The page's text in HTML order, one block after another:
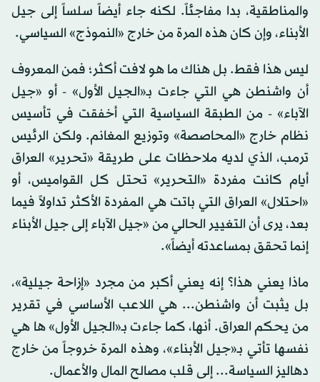
والمناطقية، بدا مفاجئاً. لكنه جاء أيضاً سلساً إلى جيل
الأبناء، وإن كان هذه المرة من خارج «النموذج» السياسي.
ليس هذا فقط. بل هناك ما هو لافت أكثر؛ فمن المعروف
أن واشنطن هي التي جاءت بـ«الجيل الأول» - أو «جيل
الآباء» - من الطبقة السياسية التي أخفقت في تأسيس
نظام خارج «المحاصصة» وتوزيع المغانم. ولكن الرئيس
ترمب، الذي لديه ملاحظات على طريقة «تحرير» العراق
أيام كانت مفردة «التحرير» تحتل كل القواميس، أو
«احتلال» العراق التي باتت هي المفردة الأكثر تداولاً فيما
بعد، يرى أن التغيير الحالي من «جيل الآباء إلى جيل الأبناء
إنما تحقق بمساعدته أيضاً».
ماذا يعني هذا؟ إنه يعني أكبر من مجرد «إزاحة جيلية»،
بل يثبت أن واشنطن... هي اللاعب الأساسي في تقرير
من يحكم العراق. أنها، كما جاءت بـ«الجيل الأول» ها هي
نفسها تأتي بـ«جيل الأبناء»، وهذه المرة خروجاً من خارج
دهاليز السياسة... إلى قلب مصالح المال والأعمال.